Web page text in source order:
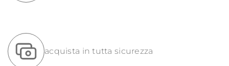
acquista in tutta sicurezza